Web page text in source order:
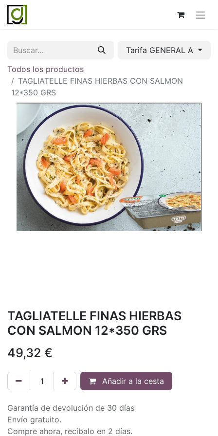
Tarifa GENERAL A
Todos los productos
TAGLIATELLE FINAS HIERBAS CON SALMON
12*350 GRS
TAGLIATELLE FINAS HIERBAS
CON SALMON 12*350 GRS
49,32 €
Añadir a la cesta
Garantía de devolución de 30 días
Envío gratuito.
Compre ahora, recíbalo en 2 días.